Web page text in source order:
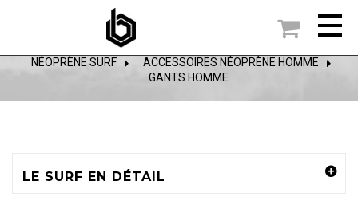
NÉOPRÈNE SURF
>
ACCESSOIRES NÉOPRÈNE HOMME
GANTS HOMME
LE SURF EN DÉTAIL
